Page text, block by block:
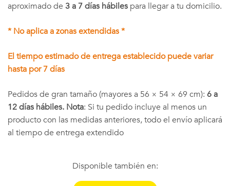
aproximado de 3 a 7 días hábiles para llegar a tu domicilio.
* No aplica a zonas extendidas *
El tiempo estimado de entrega establecido puede variar
hasta por 7 días
Pedidos de gran tamaño (mayores a 56 × 54 × 69 cm): 6 a
12 días hábiles. Nota: Si tu pedido incluye al menos un
producto con las medidas anteriores, todo el envío aplicará
al tiempo de entrega extendido
Disponible también en: